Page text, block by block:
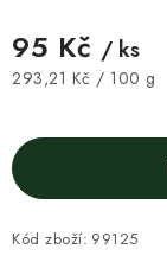
95 Kč / ks
Měrná cena:
293,21 Kč / 100 g
Kód zboží: 99125